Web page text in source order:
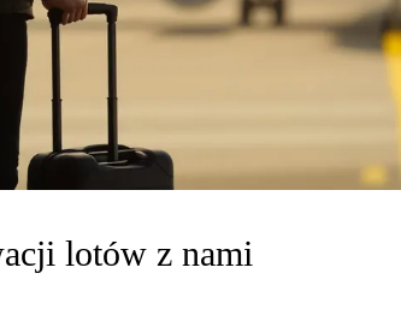
lotów z nami